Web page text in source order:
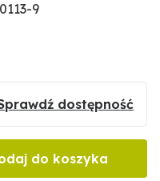
9
dostępność
do koszyka